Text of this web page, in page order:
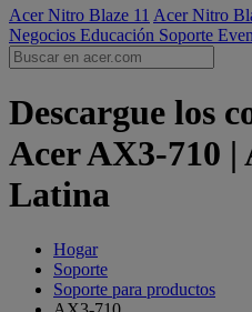
Acer Nitro Blaze 11 Acer Nitro
Negocios Educación Soporte
Descargue los
Acer AX3-710 |
Latina
Hogar
Soporte
Soporte para productos